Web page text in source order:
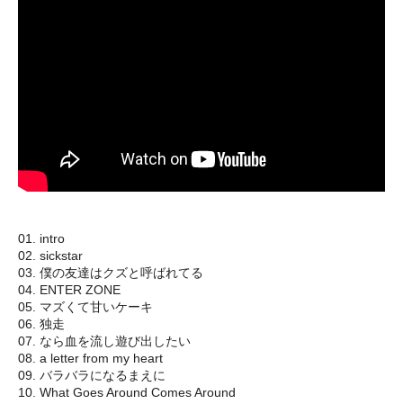
01. intro
02. sickstar
03. 僕の友達はクズと呼ばれてる
04. ENTER ZONE
05. マズくて甘いケーキ
06. 独走
07. なら血を流し遊び出したい
08. a letter from my heart
09. バラバラになるまえに
10. What Goes Around Comes Around